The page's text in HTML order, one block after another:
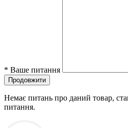
* Ваше питання
Продовжити
Немає питань про даний товар,
питання.